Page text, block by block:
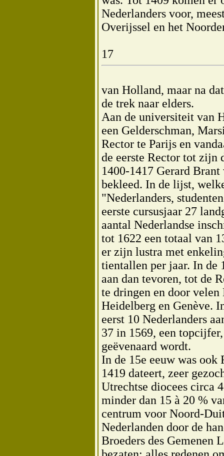
Nederlanders voor,
Overijssel en het
17
van Holland, maar na
de trek naar elders.
Aan de universiteit van
een Gelderschman,
Rector te Parijs en
de eerste Rector tot zijn
1400-1417 Gerard
bekleed. In de lijst,
"Nederlanders,
eerste cursusjaar 27
aantal Nederlandse
tot 1622 een totaal van
er zijn lustra met
tientallen per jaar. In de
aan dan tevoren, tot de
te dringen en door
Heidelberg en Genève.
eerst 10 Nederlanders
37 in 1569, een
geëvenaard wordt.
In de 15e eeuw was ook
1419 dateert, zeer
Utrechtse diocees circa
minder dan 15 à 20 %
centrum voor Noord-
Nederlanden door de
Broeders des Gemenen